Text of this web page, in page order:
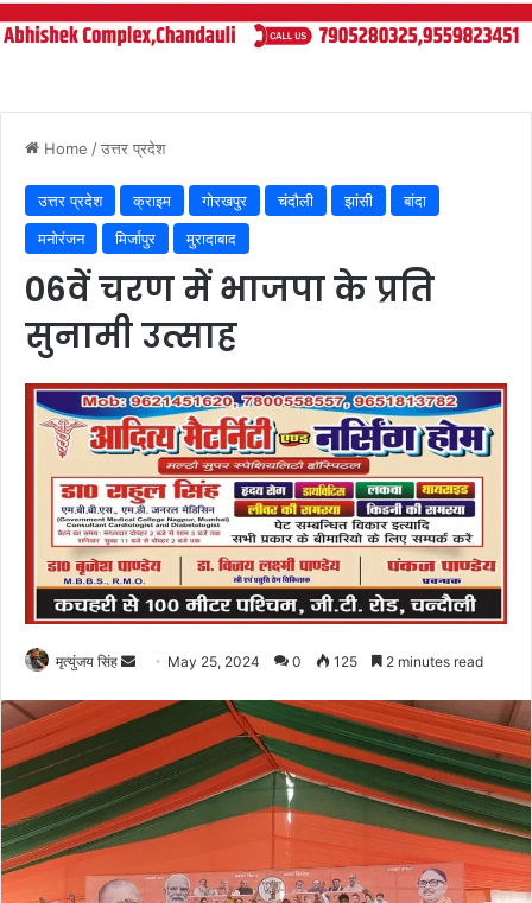
Home /उत्तर प्रदेश
उत्तर प्रदेश क्राइम गोरखपुर चंदौली झांसी
बांदा
मनोरंजन
मिर्जापुर मुरादाबाद
06वें चरण में भाजपा के प्रति
सुनामी उत्साह
मृत्युंजय सिंह
Send
email
May 25, 2024 0 125 2 minutes read